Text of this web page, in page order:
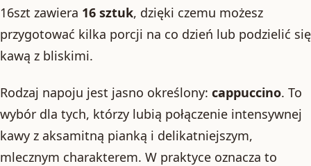
16szt zawiera 16 sztuk, dzięki czemu możesz
przygotować kilka porcji na co dzień lub podzielić się
kawą z bliskimi.
Rodzaj napoju jest jasno określony: cappuccino. To
wybór dla tych, którzy lubią połączenie intensywnej
kawy z aksamitną pianką i delikatniejszym,
mlecznym charakterem. W praktyce oznacza to